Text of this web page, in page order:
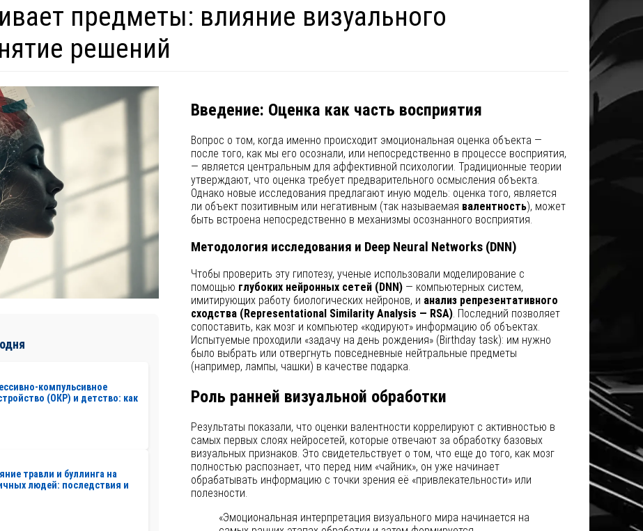
предметы: влияние визуального
решений
компульсивное
(ОКР) и детство: как
травли и буллинга на
людей: последствия и
Введение: Оценка как часть восприятия
Вопрос о том, когда именно происходит эмоциональная оценка объекта —
после того, как мы его осознали, или непосредственно в процессе восприятия,
— является центральным для аффективной психологии. Традиционные теории
утверждают, что оценка требует предварительного осмысления объекта.
Однако новые исследования предлагают иную модель: оценка того, является
ли объект позитивным или негативным (так называемая валентность), может
быть встроена непосредственно в механизмы осознанного восприятия.
Методология исследования и Deep Neural Networks (DNN)
Чтобы проверить эту гипотезу, ученые использовали моделирование с
помощью глубоких нейронных сетей (DNN)— компьютерных систем,
имитирующих работу биологических нейронов, и анализ репрезентативного
сходства (Representational Similarity Analysis — RSA). Последний позволяет
сопоставить, как мозг и компьютер «кодируют» информацию об объектах.
Испытуемые проходили «задачу на день рождения» (Birthday task): им нужно
было выбрать или отвергнуть повседневные нейтральные предметы
(например, лампы, чашки) в качестве подарка.
Роль ранней визуальной обработки
Результаты показали, что оценки валентности коррелируют с активностью в
самых первых слоях нейросетей, которые отвечают за обработку базовых
визуальных признаков. Это свидетельствует о том, что еще до того, как мозг
полностью распознает, что перед ним «чайник», он уже начинает
обрабатывать информацию с точки зрения её «привлекательности» или
полезности.
«Эмоциональная интерпретация визуального мира начинается на